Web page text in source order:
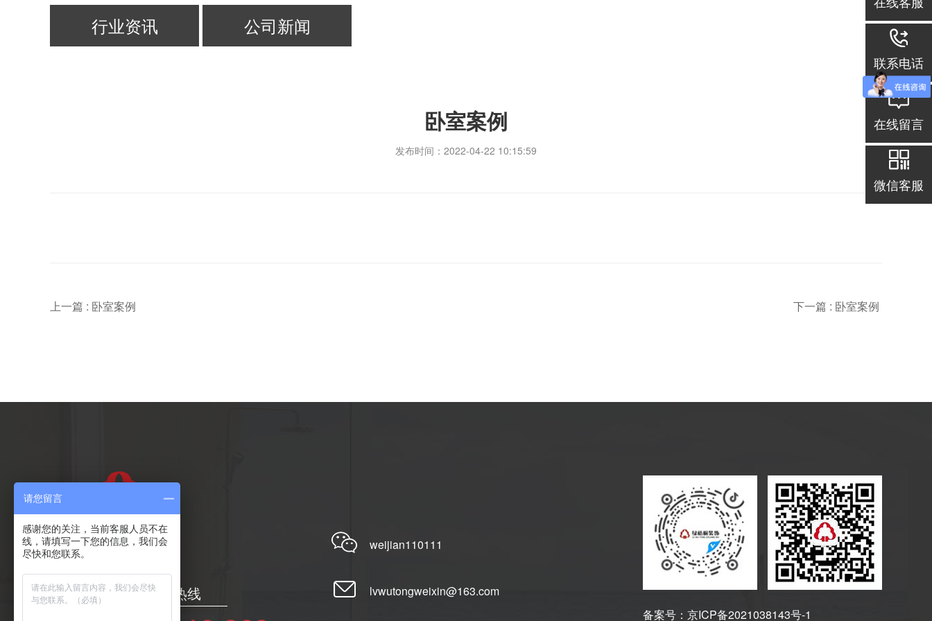
行业资讯 公司新闻
卧室案例
发布时间：2022-04-22 10:15:59
上一篇 : 卧室案例 下一篇 : 卧室案例
24小时服务热线
weijian110111
lvwutongweixin@163.com
备案号： 京ICP备2021038143号-1
联系电话
在线留言
微信客服
请您留言
感谢您的关注，当前客服人员不在
线，请填写一下您的信息，我们会
尽快和您联系。